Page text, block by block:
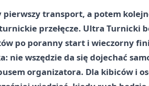
pierwszy transport, a potem
przełęcze. Ultra Turnicki
po poranny start i wieczorny
nie wszędzie da się dojechać
organizatora. Dla kibiców i